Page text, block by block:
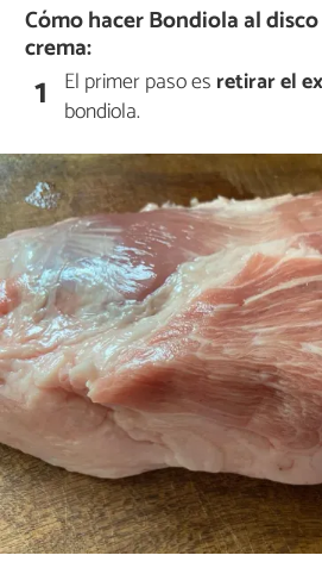
Cómo hacer Bondiola al
crema:
1 El primer paso es retirar el
bondiola.